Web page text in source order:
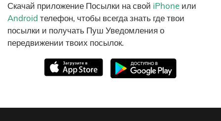
Скачай приложение Посылки на свой iPhone или
Android телефон, чтобы всегда знать где твои
посылки и получать Пуш Уведомления о
передвижении твоих посылок.